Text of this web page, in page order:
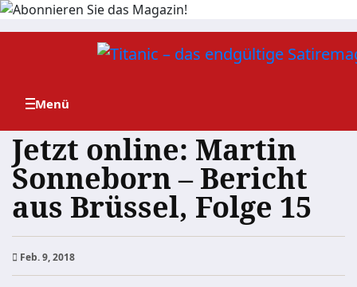
Zum
Jetzt online: Martin
Sonneborn – Bericht
aus Brüssel, Folge 15
Feb. 9, 2018